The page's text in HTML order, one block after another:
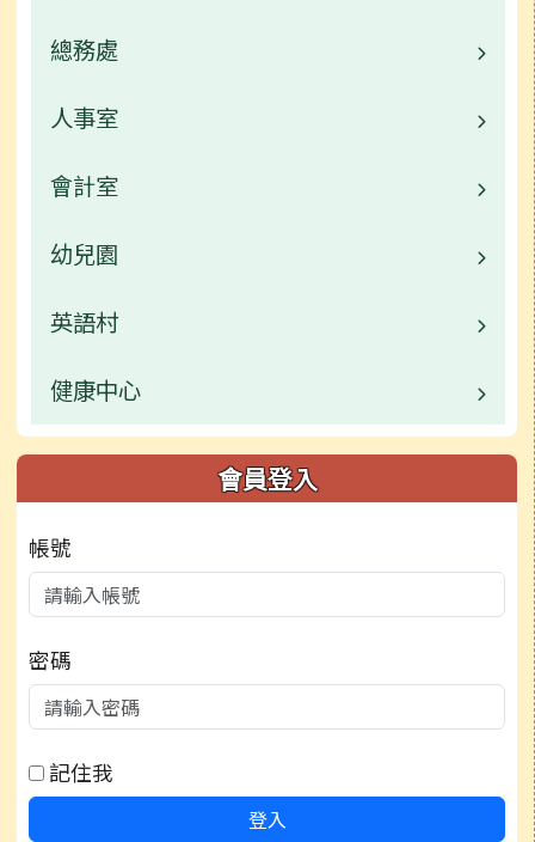
行事曆
校園公告
常用連結
活動相簿
榮譽榜
業務職掌
校園公告
常用連結
活動相簿
榮譽榜
檔案下載
總務處
業務職掌
校園公告
常用連結
活動相簿
榮譽榜
行事曆
檔案下載
人事室
業務職掌
校園公告
常用連結
活動相簿
榮譽榜
行事曆
檔案下載
會計室
業務職掌
校園公告
常用連結
行事曆
檔案下載
幼兒園
校園公告
業務職掌
常用連結
行事曆
英語村
校園公告
業務職掌
行事曆
健康中心
校園公告
行事曆
會員登入
帳號
密碼
記住我
登入